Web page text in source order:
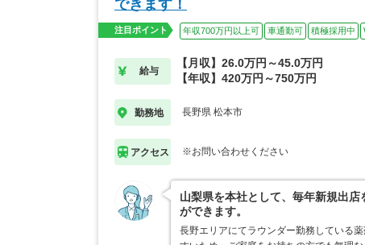
できます！
注目ポイント 年収700万円以上可 車通勤可 積極採用中
給与
【月収】26.0万円～45.0万円
【年収】420万円～750万円
勤務地 長野県 松本市
アクセス ※お問い合わせください
山梨県を本社として、毎年新規出
ができます。
長野エリアにてラウンダー勤務している